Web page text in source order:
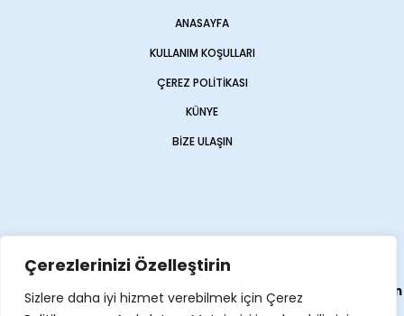
Çerezlerinizi Özelleştirin
Sizlere daha iyi hizmet verebilmek için Çerez
ANASAYFA
KULLANIM KOŞULLARI
ÇEREZ POLITIKASI
KÜNYE
BIZE ULAŞIN
Web sitemiz Haber Sitesi olarak Opencart Global
tarafından
yapılmıştır